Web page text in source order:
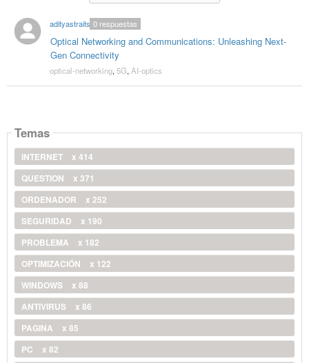
adityastraits
Optical Networking and Communications: Unleashing Next-
Gen Connectivity
0respuestas
optical-networking, 5G, AI-optics
Temas
INTERNET
x 414
QUESTION
x 371
ORDENADOR
x 252
SEGURIDAD
x 190
PROBLEMA
x 182
OPTIMIZACIÓN
x 122
WINDOWS
x 88
ANTIVIRUS
x 86
PAGINA
x 85
PC
x 82